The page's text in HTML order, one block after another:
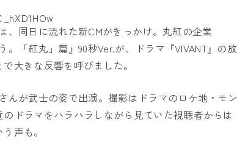
、同日に流れた新CMがきっかけ。丸紅の企業
「紅丸」篇』90秒Ver.が、ドラマ『VIVANT』の放
大きな反響を呼びました。
んが武士の姿で出演。撮影はドラマのロケ地・モン
ドラマをハラハラしながら見ていた視聴者からは
声も。